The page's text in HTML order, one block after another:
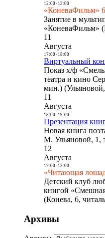
12:00- 13:00
«КоневаФильм»
Занятие в
«КоневаФильм»
11
Августа
17:00- 18:00
Виртуальный
Показ х/ф
театра и кино
мин.)
11
Августа
18:00- 19:00
Презентация
Новая книга
М. Ульяновой, 1,
12
Августа
12:00- 13:00
«Читающая
Детский клуб
книгой
(Конева, 6,
Архивы